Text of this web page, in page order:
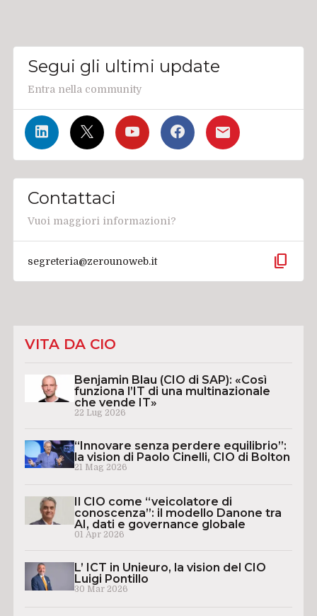
Segui gli ultimi update
Entra nella community
Contattaci
Vuoi maggiori informazioni?
segreteria@zerounoweb.it content_copy
VITA DA CIO
Benjamin Blau (CIO di SAP): «Così
funziona l’IT di una multinazionale
che vende IT»
22 Lug 2026
“Innovare senza perdere equilibrio”:
la vision di Paolo Cinelli, CIO di Bolton
21 Mag 2026
Il CIO come “veicolatore di
conoscenza”: il modello Danone tra
AI, dati e governance globale
01 Apr 2026
L’ ICT in Unieuro, la vision del CIO
Luigi Pontillo
30 Mar 2026